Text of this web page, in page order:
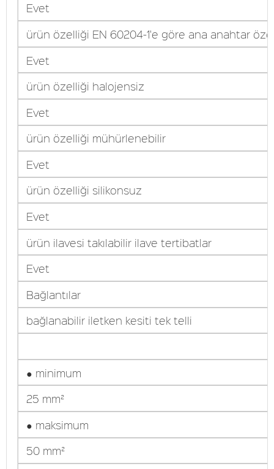
Evet
ürün özelliği EN 60204-1'e göre ana anahtar
Evet
ürün özelliği halojensiz
Evet
ürün özelliği mühürlenebilir
Evet
ürün özelliği silikonsuz
Evet
ürün ilavesi takılabilir ilave tertibatlar
Evet
Bağlantılar
bağlanabilir iletken kesiti tek telli
● minimum
25 mm²
● maksimum
50 mm²